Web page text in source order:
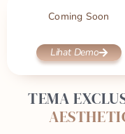
Coming Soon
Lihat Demo
TEMA